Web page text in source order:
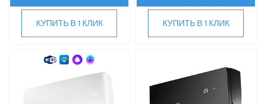
Roland
Samsung
SHUFT
ULTIMA COMFORT
КУПИТЬ В 1 КЛИК КУПИТЬ В 1 КЛИК